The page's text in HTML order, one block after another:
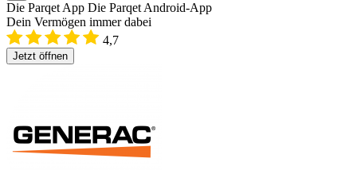
Die Parqet App Die Parqet Android-App
Dein Vermögen immer dabei
4,7
Jetzt öffnen